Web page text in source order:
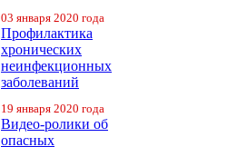
03 января 2020 года
Профилактика
хронических
неинфекционных
заболеваний
19 января 2020 года
Видео-ролики об
опасных